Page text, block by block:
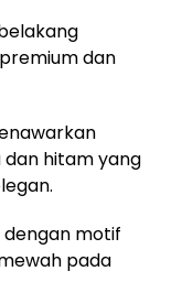
dan
hitam yang
dengan motif
pada